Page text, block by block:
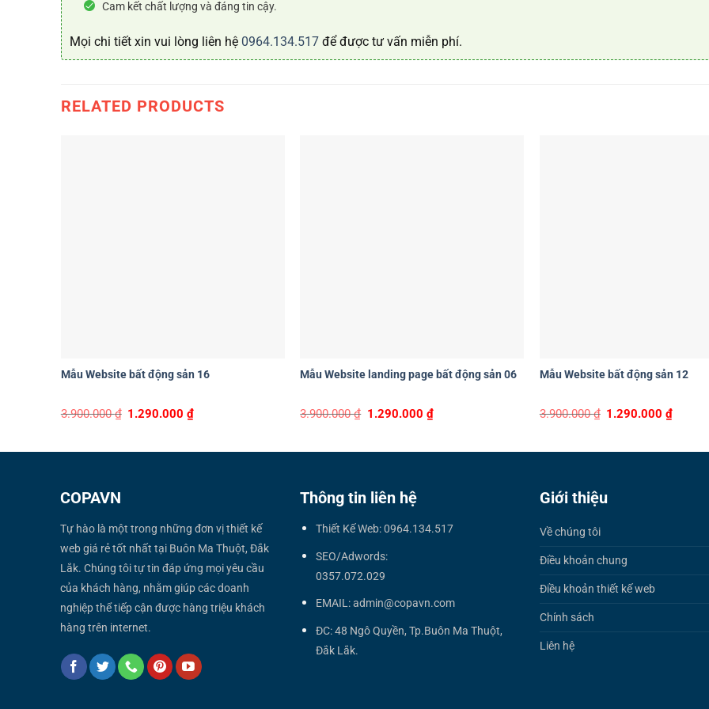
Cam kết chất lượng và đáng tin cậy.
Mọi chi tiết xin vui lòng liên hệ 0964.134.517 để được tư vấn miễn phí.
RELATED PRODUCTS
Mẫu Website bất động sản 16
3.900.000₫ Original
1.290.000₫Current
Mẫu Website landing page bất động sản 06
3.900.000₫ Original
1.290.000 ₫Current
price
Mẫu Website bất động sản 12
3.900.000₫ Original
1.290.000₫Current
COPAVN
Tự hào là một trong những đơn vị thiết kế
web giá rẻ tốt nhất tại Buôn Ma Thuột, Đắk
Lắk. Chúng tôi tự tin đáp ứng mọi yêu cầu
của khách hàng, nhằm giúp các doanh
nghiệp thể tiếp cận được hàng triệu khách
hàng trên internet.
Thông tin liên hệ
Thiết Kế Web: 0964.134.517
SEO/Adwords:
0357.072.029
EMAIL: admin@copavn.com
ĐC: 48 Ngô Quyền, Tp.Buôn Ma Thuột,
Đắk Lắk.
Giới thiệu
Về chúng tôi
Điều khoản chung
Điều khoản thiết kế web
Chính sách
Liên hệ